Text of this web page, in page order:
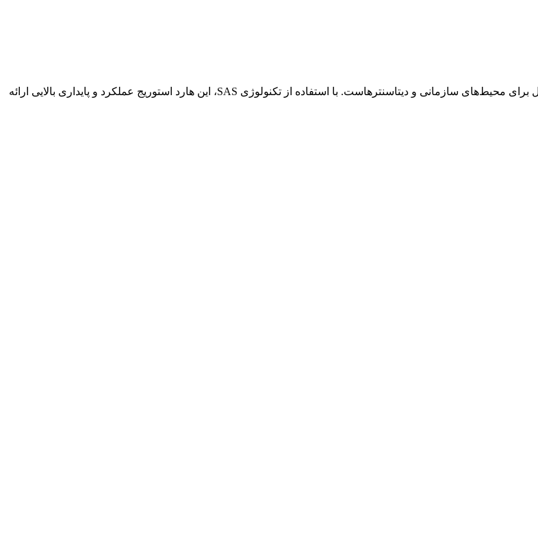
این هارد استوریج با ظرفیت 1.6 ترابایت و سرعت انتقال داده 12 گیگابیت بر ثانیه، ایده‌آل برای محیط‌های سازمانی و دیتاسنترهاست. با استفاده از تکنولوژی SAS، این هارد استوریج عملکرد و پایداری بالایی ارائه